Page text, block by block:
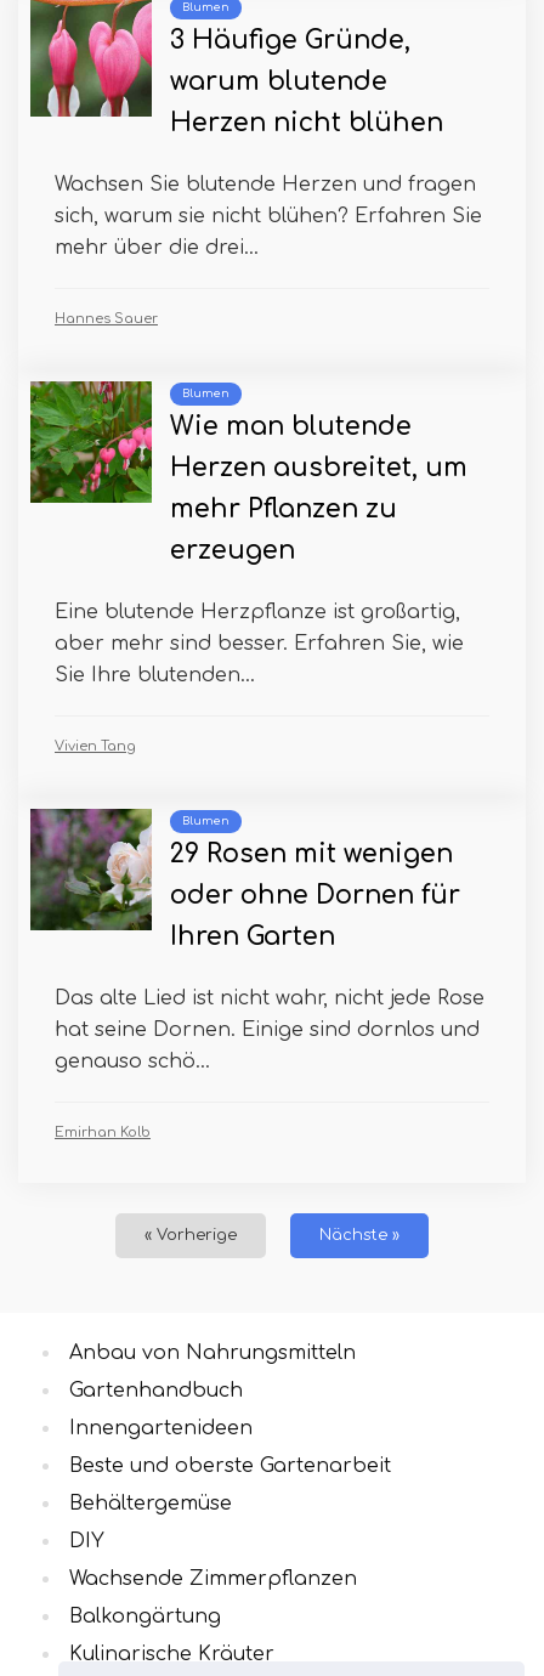
Blumen
3 Häufige Gründe,
warum blutende
Herzen nicht blühen
Wachsen Sie blutende Herzen und fragen
sich, warum sie nicht blühen? Erfahren Sie
mehr über die drei...
Hannes Sauer
Blumen
Wie man blutende
Herzen ausbreitet, um
mehr Pflanzen zu
erzeugen
Eine blutende Herzpflanze ist großartig,
aber mehr sind besser. Erfahren Sie, wie
Sie Ihre blutenden...
Vivien Tang
Blumen
29 Rosen mit wenigen
oder ohne Dornen für
Ihren Garten
Das alte Lied ist nicht wahr, nicht jede Rose
hat seine Dornen. Einige sind dornlos und
genauso schö...
Emirhan Kolb
« Vorherige Nächste »
Anbau von Nahrungsmitteln
Gartenhandbuch
Innengartenideen
Beste und oberste Gartenarbeit
Behältergemüse
DIY
Wachsende Zimmerpflanzen
Balkongärtung
Kulinarische Kräuter